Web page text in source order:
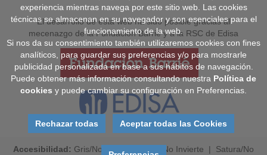
El desarrollo de esta web ha sido posible gracias al
mecenazgo de la Fundación Barrié y a la RSC de Edisa
Accesibilidad: Gris/No Gris No Invierte | Satura/No
experiencia mientras navega por este sitio web. Las cookies
técnicas se almacenan en su navegador y son esenciales para el
funcionamiento de la web.
Si nos da su consentimiento también utilizaremos cookies con fines
analíticos, para guardar sus preferencias y/o para mostrarle
publicidad personalizada en base a sus hábitos de navegación.
Puede obtener más información consultando nuestra Política de
cookies y puede cambiar su configuración en Preferencias.
Rechazar todas Aceptar todas las Cookies